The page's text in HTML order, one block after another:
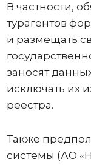
В частности,
турагентов
и размещать
заносят
исключать их
реестра.
Также
системы (АО